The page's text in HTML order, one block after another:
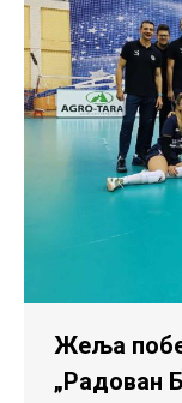
Жеља
„Радован